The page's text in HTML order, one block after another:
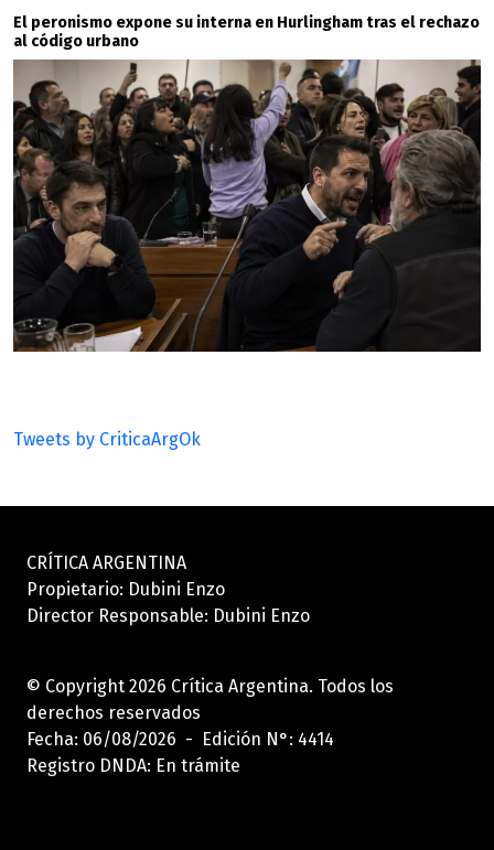
El peronismo expone su interna en Hurlingham tras el rechazo
al código urbano
Tweets by CriticaArgOk
CRÍTICA ARGENTINA
Propietario: Dubini Enzo
Director Responsable: Dubini Enzo
© Copyright 2026 Crítica Argentina. Todos los
derechos reservados
Fecha: 06/08/2026 - Edición N°: 4414
Registro DNDA: En trámite